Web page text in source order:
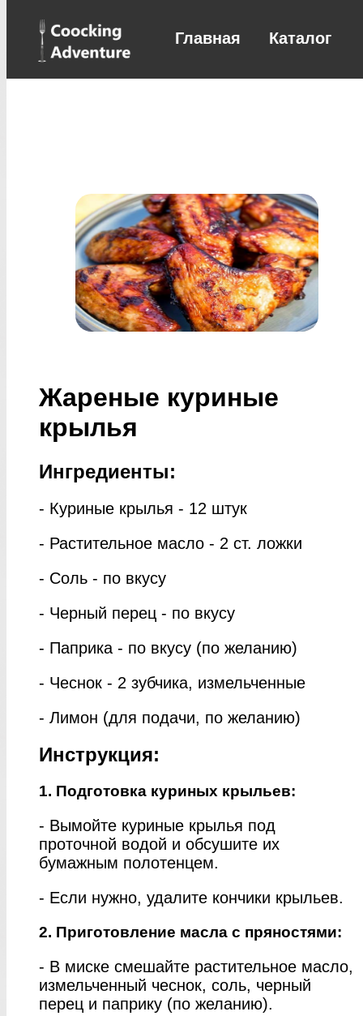
Главная Каталог
Жареные куриные
крылья
Ингредиенты:
- Куриные крылья - 12 штук
- Растительное масло - 2 ст. ложки
- Соль - по вкусу
- Черный перец - по вкусу
- Паприка - по вкусу (по желанию)
- Чеснок - 2 зубчика, измельченные
- Лимон (для подачи, по желанию)
Инструкция:
1. Подготовка куриных крыльев:
- Вымойте куриные крылья под
проточной водой и обсушите их
бумажным полотенцем.
- Если нужно, удалите кончики крыльев.
2. Приготовление масла с пряностями:
- В миске смешайте растительное масло,
измельченный чеснок, соль, черный
перец и паприку (по желанию).